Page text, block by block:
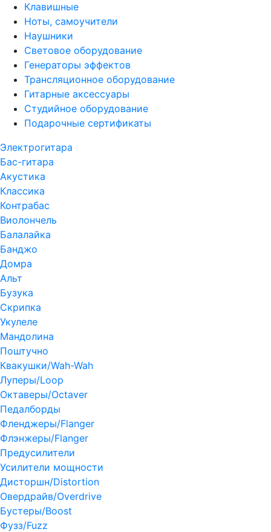
Клавишные
Ноты, самоучители
Наушники
Световое оборудование
Генераторы эффектов
Трансляционное оборудование
Гитарные аксессуары
Студийное оборудование
Подарочные сертификаты
Электрогитара
Бас-гитара
Акустика
Классика
Контрабас
Виолончель
Балалайка
Банджо
Домра
Альт
Бузука
Скрипка
Укулеле
Мандолина
Поштучно
Квакушки/Wah-Wah
Луперы/Loop
Октаверы/Octaver
Педалборды
Фленджеры/Flanger
Флэнжеры/Flanger
Предусилители
Усилители мощности
Дисторшн/Distortion
Овердрайв/Overdrive
Бустеры/Boost
Фузз/Fuzz